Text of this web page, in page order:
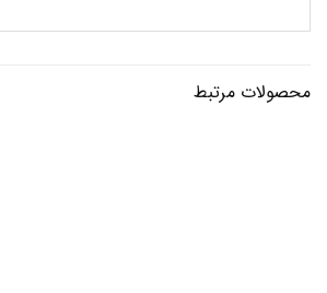
محصولات مرتبط